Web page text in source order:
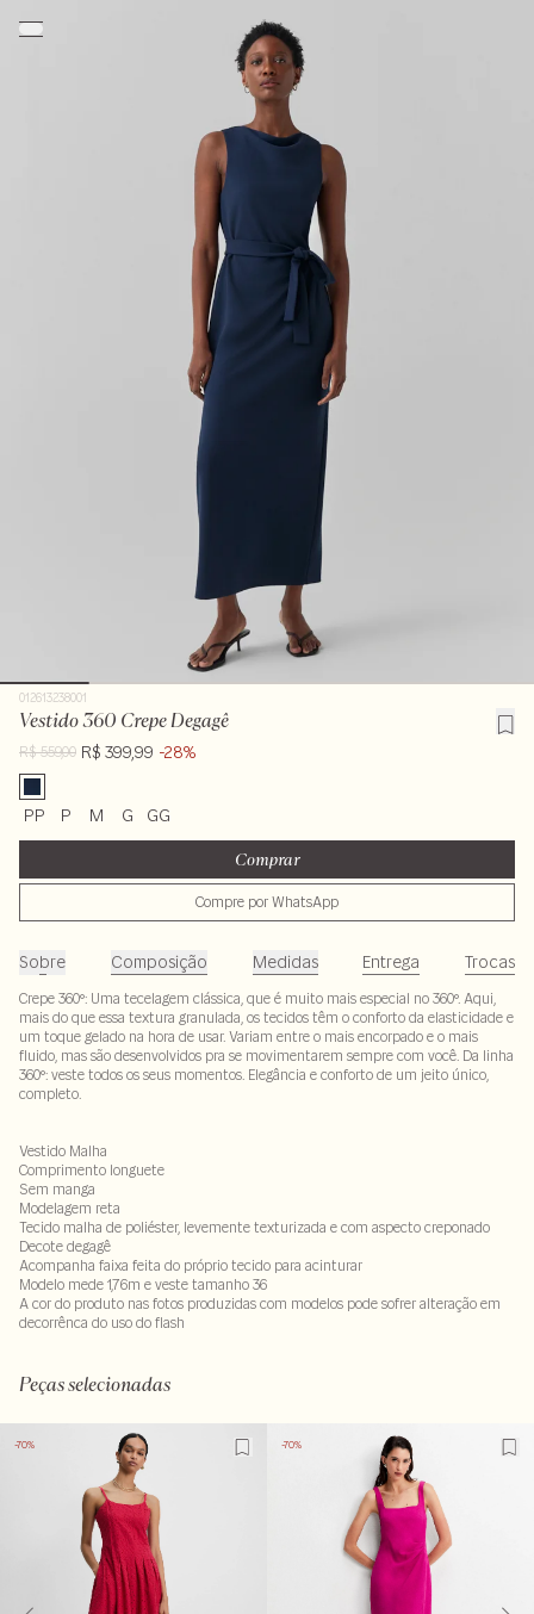
012613238001
Vestido 360 Crepe Degagê
R$ 559,00 R$ 399,99 -28%
PP P M G GG
Comprar
Compre por WhatsApp
Sobre Composição Medidas Entrega Trocas
Crepe 360º: Uma tecelagem clássica, que é muito mais especial no 360º. Aqui,
mais do que essa textura granulada, os tecidos têm o conforto da elasticidade e
um toque gelado na hora de usar. Variam entre o mais encorpado e o mais
fluido, mas são desenvolvidos pra se movimentarem sempre com você. Da linha
360º: veste todos os seus momentos. Elegância e conforto de um jeito único,
completo.
Vestido Malha
Comprimento longuete
Sem manga
Modelagem reta
Tecido malha de poliéster, levemente texturizada e com aspecto creponado
Decote degagê
Acompanha faixa feita do próprio tecido para acinturar
Modelo mede 1,76m e veste tamanho 36
A cor do produto nas fotos produzidas com modelos pode sofrer alteração em
decorrênca do uso do flash
Peças selecionadas
-70% -70%